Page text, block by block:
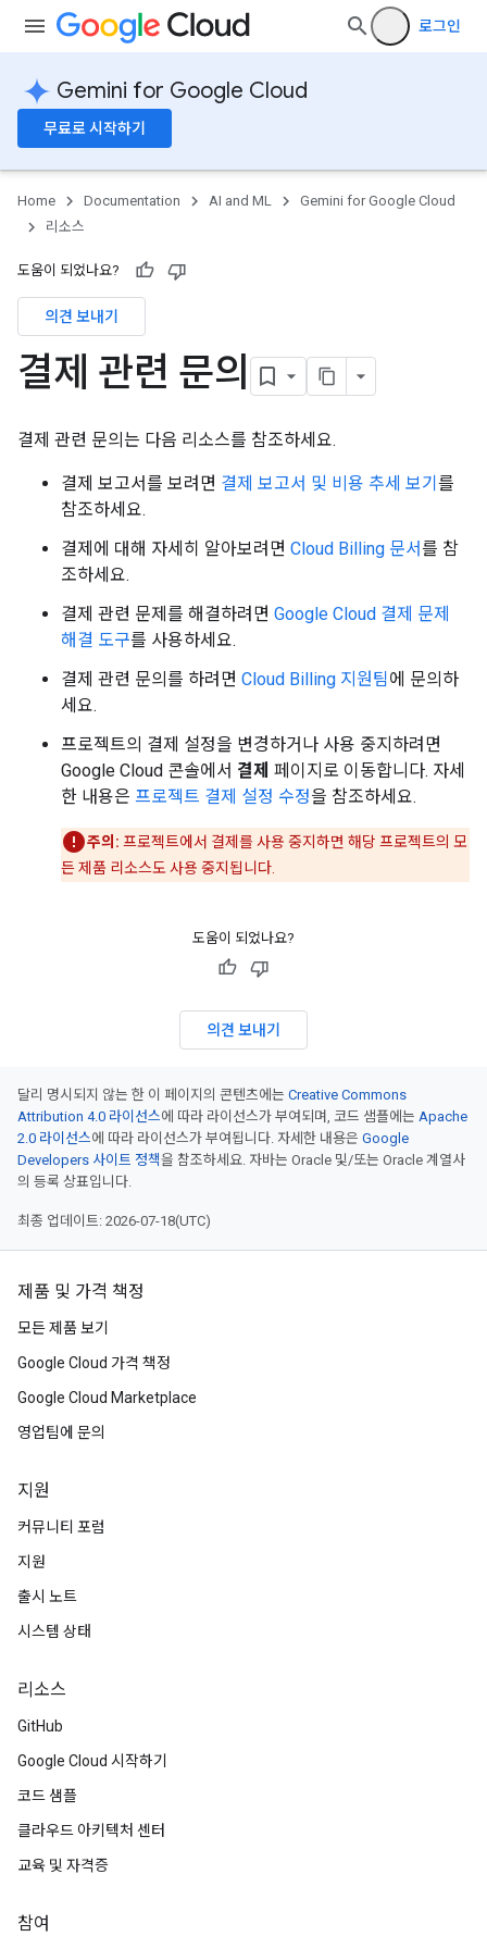
로그인
Gemini for Google Cloud
무료로 시작하기
Home Documentation AI and ML
Gemini for Google Cloud
리소스
도움이 되었나요?
의견 보내기
결제 관련 문의
결제 관련 문의는 다음 리소스를 참조하세요.
결제 보고서를 보려면 결제 보고서 및 비용 추세 보기 를
참조하세요.
결제에 대해 자세히 알아보려면 Cloud Billing 문서를 참
조하세요.
결제 관련 문제를 해결하려면 Google Cloud 결제 문제
해결 도구를 사용하세요.
결제 관련 문의를 하려면 Cloud Billing 지원팀에 문의하
세요.
프로젝트의 결제 설정을 변경하거나 사용 중지하려면
Google Cloud 콘솔에서 결제 페이지로 이동합니다. 자세
한 내용은 프로젝트 결제 설정 수정을 참조하세요.
주의: 프로젝트에서 결제를 사용 중지하면 해당 프로젝트의 모
든 제품 리소스도 사용 중지됩니다.
도움이 되었나요?
의견 보내기
달리 명시되지 않는 한 이 페이지의 콘텐츠에는 Creative Commons
Attribution 4.0 라이선스에 따라 라이선스가 부여되며, 코드 샘플에는 Apache
2.0 라이선스에 따라 라이선스가 부여됩니다. 자세한 내용은 Google
Developers 사이트 정책을 참조하세요. 자바는 Oracle 및/또는 Oracle 계열사
의 등록 상표입니다.
최종 업데이트: 2026-07-18(UTC)
제품 및 가격 책정
모든 제품 보기
Google Cloud 가격 책정
Google Cloud Marketplace
영업팀에 문의
지원
커뮤니티 포럼
지원
출시 노트
시스템 상태
리소스
GitHub
Google Cloud 시작하기
코드 샘플
클라우드 아키텍처 센터
교육 및 자격증
참여